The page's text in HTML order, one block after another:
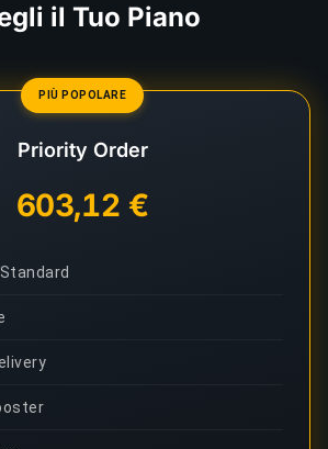
il Tuo Piano
PIÙ POPOLARE
Priority Order
603,12 €